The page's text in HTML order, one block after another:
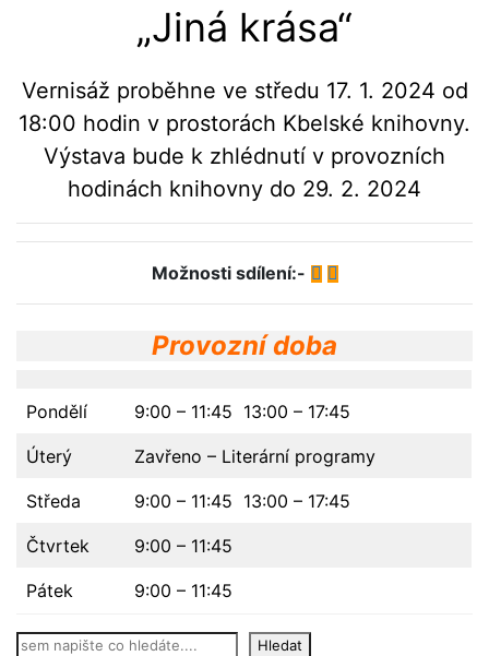
„Jiná krása“
Vernisáž proběhne ve středu 17. 1. 2024 od
18:00 hodin v prostorách Kbelské knihovny.
Výstava bude k zhlédnutí v provozních
hodinách knihovny do 29. 2. 2024
Možnosti sdílení:-
Provozní doba
Pondělí 9:00 – 11:45 13:00 – 17:45
Úterý Zavřeno – Literární programy
Středa 9:00 – 11:45 13:00 – 17:45
Čtvrtek 9:00 – 11:45
Pátek 9:00 – 11:45
Hledat Hledat